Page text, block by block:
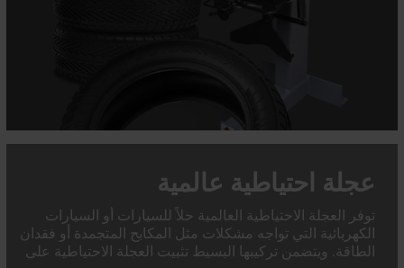
عجلة احتياطية عالمية
توفر العجلة الاحتياطية العالمية حلاً للسيارات أو السيارات
الكهربائية التي تواجه مشكلات مثل المكابح المتجمدة أو فقدان
الطاقة. ويتضمن تركيبها البسيط تثبيت العجلة الاحتياطية على